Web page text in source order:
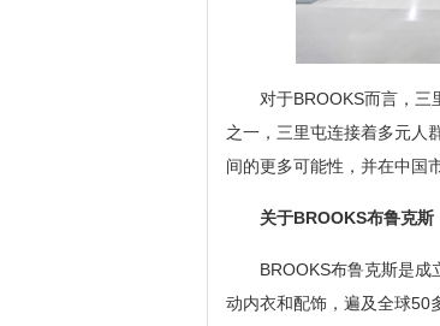
对于BROOKS而言，
之一，三里屯连接着多元人
间的更多可能性，并在中国
关于BROOKS布鲁克斯
BROOKS布鲁克斯是
动内衣和配饰，遍及全球50